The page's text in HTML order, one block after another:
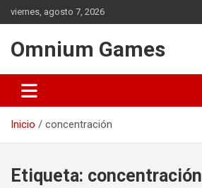
Saltar
al
viernes, agosto 7, 2026
Omnium Games
Inicio concentración
Etiqueta: concentración